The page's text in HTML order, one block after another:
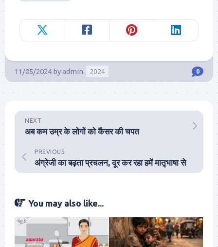
11/05/2024 byadmin 2024 0
NEXT
अब कम उम्र के लोगों को कैंसर की चपत
PREVIOUS
अंग्रेजी का बढ़ता प्रचलन, दूर कर रहा हमें मातृभाषा से
You may also like...